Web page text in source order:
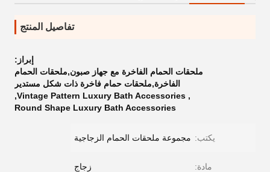
تفاصيل المنتج
إبراز:
ملحقات الحمام الفاخرة مع جهاز صبون,ملحقات الحمام
الفاخرة,ملحقات حمام فاخرة ذات شكل مستدير
,
Vintage Pattern Luxury Bath Accessories
,
Round Shape Luxury Bath Accessories
يكتب: مجموعة ملحقات الحمام الزجاجية
مادة: زجاج